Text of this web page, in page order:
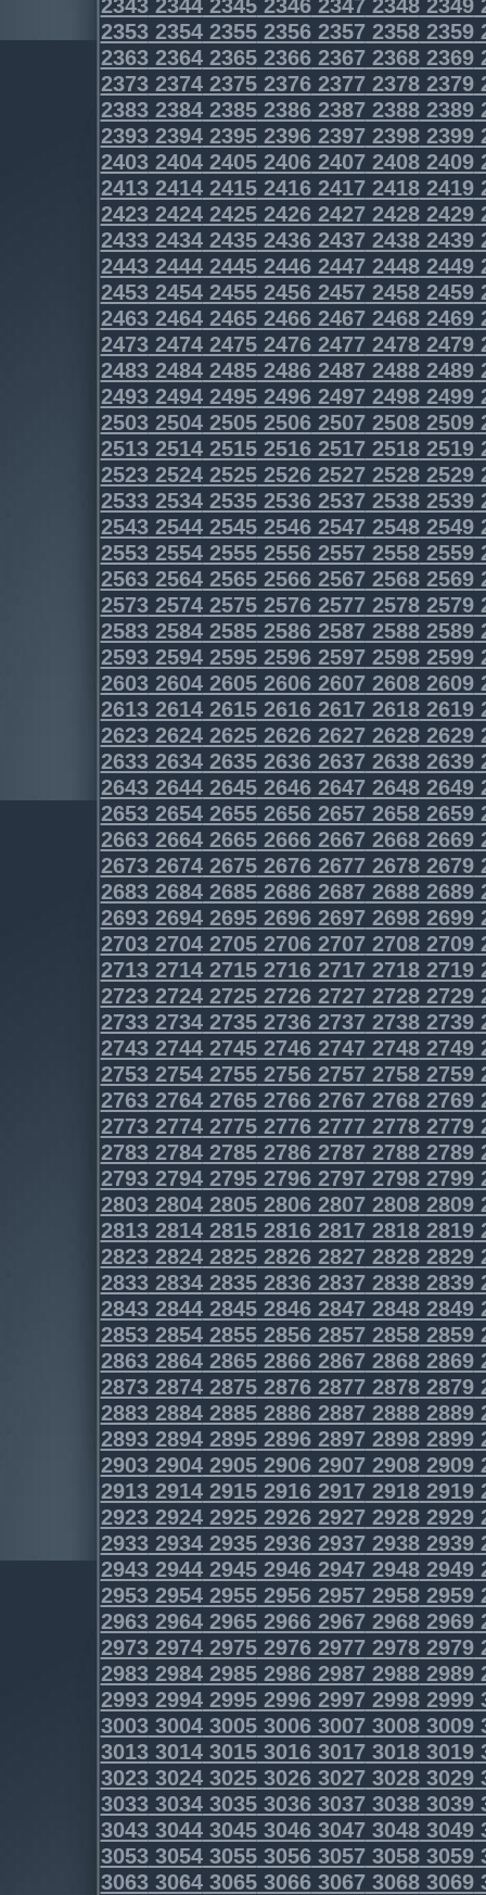
2353235423552356235723582359
2363236423652366236723682369
2373237423752376237723782379
2383238423852386238723882389
2393239423952396239723982399
2403240424052406240724082409
2413241424152416241724182419
2423242424252426242724282429
2433243424352436243724382439
2443244424452446244724482449
2453245424552456245724582459
2463246424652466246724682469
2473247424752476247724782479
2483248424852486248724882489
2493249424952496249724982499
2503250425052506250725082509
2513251425152516251725182519
2523252425252526252725282529
2533253425352536253725382539
2543254425452546254725482549
2553255425552556255725582559
2563256425652566256725682569
2573257425752576257725782579
2583258425852586258725882589
2593259425952596259725982599
2603260426052606260726082609
2613261426152616261726182619
2623262426252626262726282629
2633263426352636263726382639
2643264426452646264726482649
2653265426552656265726582659
2663266426652666266726682669
2673267426752676267726782679
2683268426852686268726882689
2693269426952696269726982699
2703270427052706270727082709
2713271427152716271727182719
2723272427252726272727282729
2733273427352736273727382739
2743274427452746274727482749
2753275427552756275727582759
2763276427652766276727682769
2773277427752776277727782779
2783278427852786278727882789
2793279427952796279727982799
2803280428052806280728082809
2813281428152816281728182819
2823282428252826282728282829
2833283428352836283728382839
2843284428452846284728482849
2853285428552856285728582859
2863286428652866286728682869
2873287428752876287728782879
2883288428852886288728882889
2893289428952896289728982899
2903290429052906290729082909
2913291429152916291729182919
2923292429252926292729282929
2933293429352936293729382939
2943294429452946294729482949
2953295429552956295729582959
2963296429652966296729682969
2973297429752976297729782979
2983298429852986298729882989
2993299429952996299729982999
3003300430053006300730083009
3013301430153016301730183019
3023302430253026302730283029
3033303430353036303730383039
3043304430453046304730483049
3053305430553056305730583059
3063306430653066306730683069